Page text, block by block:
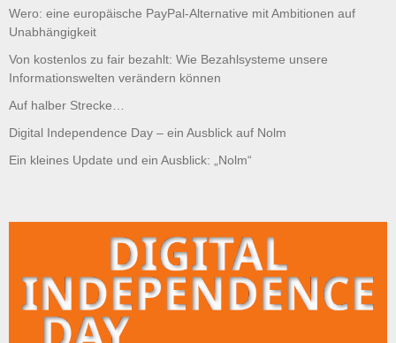
Wero: eine europäische PayPal-Alternative mit Ambitionen auf
Unabhängigkeit
Von kostenlos zu fair bezahlt: Wie Bezahlsysteme unsere
Informationswelten verändern können
Auf halber Strecke…
Digital Independence Day – ein Ausblick auf Nolm
Ein kleines Update und ein Ausblick: „Nolm“